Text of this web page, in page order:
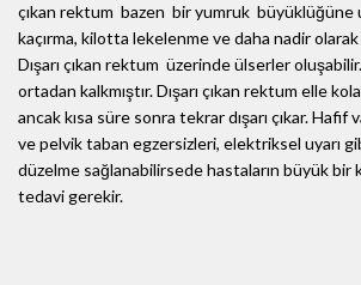
çıkan rektum bazen bir yumruk büyüklüğüne
kaçırma, kilotta lekelenme ve daha nadir
Dışarı çıkan rektum üzerinde ülserler
ortadan kalkmıştır. Dışarı çıkan rektum elle
ancak kısa süre sonra tekrar dışarı çıkar.
ve pelvik taban egzersizleri, elektriksel uyarı
düzelme sağlanabilirsede hastaların büyük bir
tedavi gerekir.